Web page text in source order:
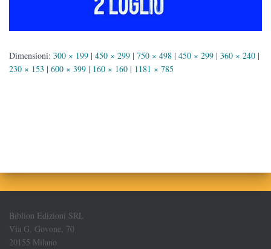
Dimensioni: 300 × 199 | 450 × 299 | 750 × 498 | 450 × 299 | 360 × 240 |
230 × 153 | 600 × 399 | 160 × 160 | 1181 × 785
Biblion Edizioni SRL
Via G. Govone, 70
20155 Milano